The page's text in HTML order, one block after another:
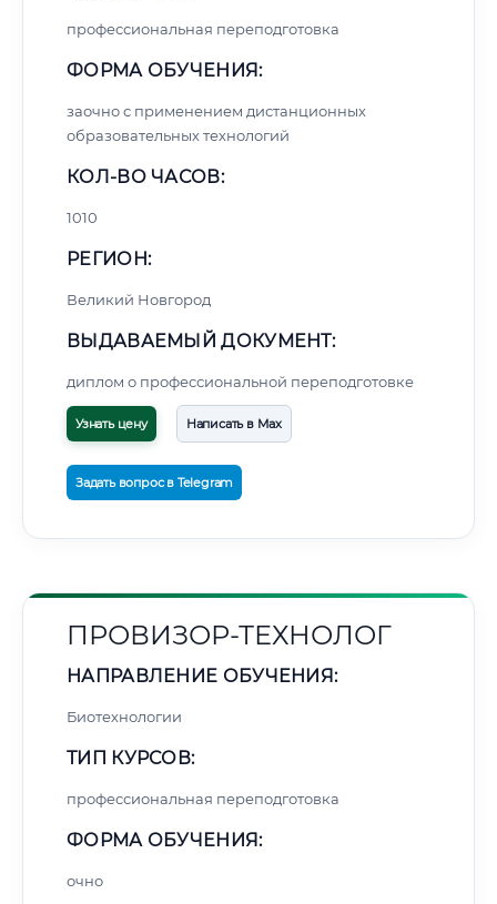
профессиональная переподготовка
ФОРМА ОБУЧЕНИЯ:
заочно с применением дистанционных
образовательных технологий
КОЛ-ВО ЧАСОВ:
1010
РЕГИОН:
Великий Новгород
ВЫДАВАЕМЫЙ ДОКУМЕНТ:
диплом о профессиональной переподготовке
Узнать цену Написать в Max
Задать вопрос в Telegram
ПРОВИЗОР-ТЕХНОЛОГ
НАПРАВЛЕНИЕ ОБУЧЕНИЯ:
Биотехнологии
ТИП КУРСОВ:
профессиональная переподготовка
ФОРМА ОБУЧЕНИЯ:
очно